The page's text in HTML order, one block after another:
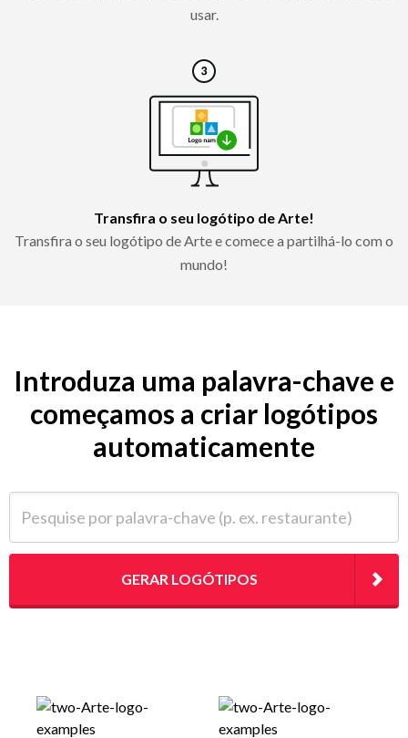
usar.
Transfira o seu logótipo de Arte!
Transfira o seu logótipo de Arte e comece a partilhá-lo com o
mundo!
Introduza uma palavra-chave e
começamos a criar logótipos
automaticamente
GERAR LOGÓTIPOS